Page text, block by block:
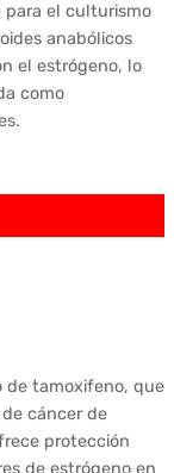
para el culturismo
anabólicos
el estrógeno, lo
como
de tamoxifeno, que
cáncer de
protección